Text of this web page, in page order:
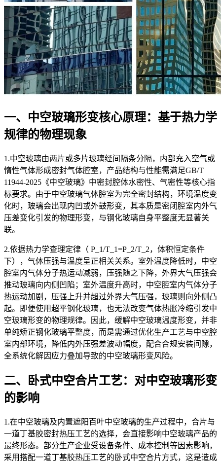
一、中空玻璃形变核心原理：基于热力学
规律的物理现象
1.中空玻璃由两片或多片玻璃经间隔条分隔，内部充入空气或
惰性气体形成密封气体腔室，产品结构与性能需满足GB/T
11944-2025《中空玻璃》中密封腔体水密性、气密性等核心指
标要求。由于中空玻璃气体腔室为完全密封结构，环境温度变
化时，玻璃会出现内凹或外鼓形变，其本质是密闭腔室内外气
压差变化引发的物理形变，与钢化玻璃自身平整度无显著关
联。
2.依据热力学查理定律（ P_1/T_1=P_2/T_2，体积恒定条件
下），气体压强与温度呈正相关关系。室外温度降低时，中空
腔室内气体分子热运动减弱，压强随之下降，外界大气压强会
推动玻璃向内侧凹陷；室外温度升高时，中空腔室内气体分子
热运动加剧，压强上升并超过外界大气压强，玻璃则向外侧凸
起。即便使用超平钢化玻璃，也无法改变气体热胀冷缩引发中
空玻璃形变的物理规律。因此，缓解中空玻璃温度形变，并非
单纯矫正钢化玻璃平整度，而是需通过优化生产工艺与中空腔
室内部环境，降低内外压强差波动幅度，配合合规安装间隙，
全系统化解因应力叠加导致的中空玻璃形变风险。
二、卧式中空合片工艺：对中空玻璃形变
的影响
1.在中空玻璃及内置遮阳百叶中空玻璃的生产过程中，合片与
一道丁基胶密封热压工艺的选择，会直接影响中空玻璃产品的
最终形态。部分生产企业受设备条件、成本控制等因素影响，
采用搭配一道丁基胶热压工艺的卧式中空合片方式，这是造成